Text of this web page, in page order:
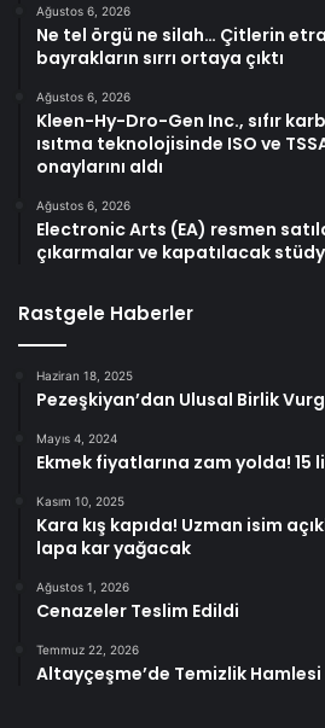
Ağustos 6, 2026
Ne tel örgü ne silah… Çitlerin
bayrakların sırrı ortaya çıktı
Ağustos 6, 2026
Kleen-Hy-Dro-Gen Inc., sıfır
ısıtma teknolojisinde ISO ve
onaylarını aldı
Ağustos 6, 2026
Electronic Arts (EA) resmen
çıkarmalar ve kapatılacak
Rastgele Haberler
Haziran 18, 2025
Pezeşkiyan’dan Ulusal Birlik
Mayıs 4, 2024
Ekmek fiyatlarına zam yolda! 15
Kasım 10, 2025
Kara kış kapıda! Uzman isim
lapa kar yağacak
Ağustos 1, 2026
Cenazeler Teslim Edildi
Temmuz 22, 2026
Altayçeşme’de Temizlik Hamlesi